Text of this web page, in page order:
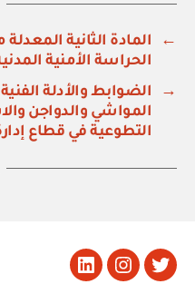
←
المادة الثانية
الحراسة الأمنية
→
الضوابط والأدلة
المواشي والدواجن
التطوعية في قطاع
تويتر Instagram
LinkedIn